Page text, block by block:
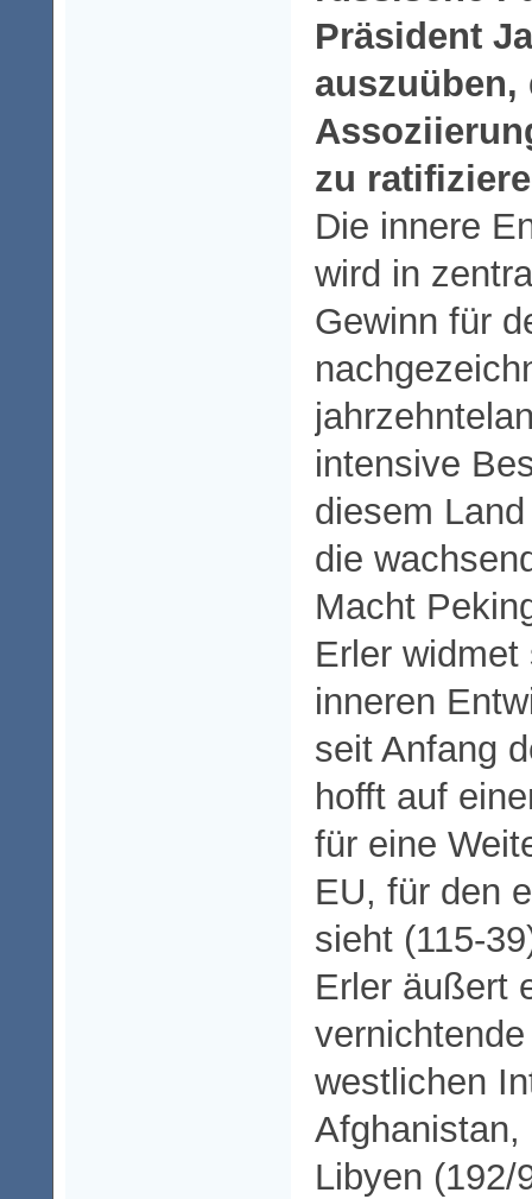
Präsident
auszuüben,
zu
Die innere
wird in
Gewinn für
intensive
diesem
die
Macht
Erler
inneren
seit Anfang
hofft auf
für eine
EU, für den
sieht (115-
Erler äußert
westlichen
Libyen (192/